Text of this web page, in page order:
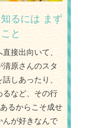
るにはまず
と
直接出向いて、
清原さんのスタ
話しあったり、
るなど、その行
るからこそ成せ
んが好きなんで